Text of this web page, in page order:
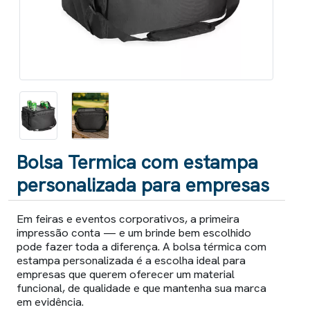
Bolsa Termica com estampa
personalizada para empresas
Em feiras e eventos corporativos, a primeira
impressão conta — e um brinde bem escolhido
pode fazer toda a diferença. A bolsa térmica com
estampa personalizada é a escolha ideal para
empresas que querem oferecer um material
funcional, de qualidade e que mantenha sua marca
em evidência.